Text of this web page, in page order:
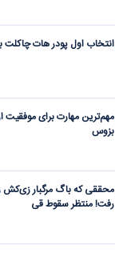
انتخاب اول پودر هات چاکلت
مهم‌ترین مهارت برای موفقیت
بزوس
محققی که باگ مرگبار زی‌کش
رفت! منتظر سقوط قی